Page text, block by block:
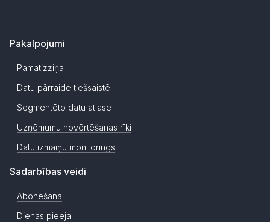
Pakalpojumi
Pamatizziņa
Datu pārraide tiešsaistē
Segmentēto datu atlase
Uzņēmumu novērtēšanas rīki
Datu izmaiņu monitorings
Sadarbības veidi
Abonēšana
Dienas pieeja